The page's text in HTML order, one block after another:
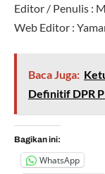
Editor / Penulis :
Web Editor :
Baca Juga:
Definitif DPR
Bagikan ini:
WhatsApp